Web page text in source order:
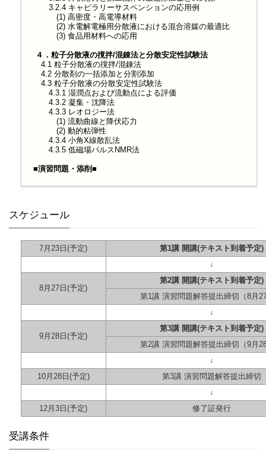
3.2.4 キャピラリーサスペンションの応用例
(1) 高密度・高電導材料
(2) 水電解電極用分散液における混合溶媒の最適比
(3) 食品用材料への応用
４．粒子分散液の撹拌/混錬法と分散安定性試験法
4.1 粒子分散液の撹拌/混錬法
4.2 分散剤の一括添加と分割添加
4.3 粒子分散液の分散安定性試験法
4.3.1 湿潤点および流動点による評価
4.3.2 凝集・沈降法
4.3.3 レオロジー法
(1) 流動曲線と降伏応力
(2) 動的粘弾性
4.3.4 小角X線散乱法
4.3.5 低磁場パルスNMR法
■演習問題・添削■
スケジュール
7月23日(予定)
第1講 開講(テキスト到着予定)
↓
8月27 日(予定)
第2講 開講(テキスト到着予定)
第1講 演習問題解答提出締切（8月
↓
9月28日(予定)
第3講 開講(テキスト到着予定)
第2講 演習問題解答提出締切（9月
↓
10月28日 (予定)
第3講 演習問題解答提出締切
↓
12月3日(予定)
修了証発行
受講条件